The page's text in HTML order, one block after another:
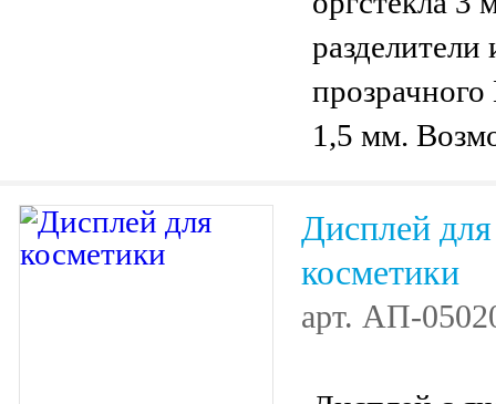
разделители
1,5 мм.
перегородок.
Дисплей для
косметики
арт. АП-